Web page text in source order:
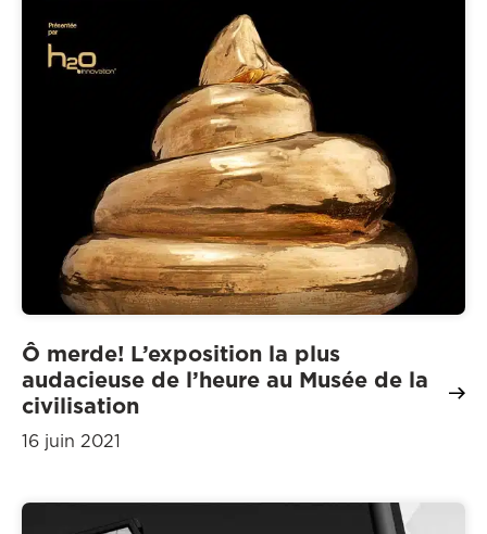
Ô merde! L’exposition la plus
audacieuse de l’heure au Musée de la
civilisation
16 juin 2021